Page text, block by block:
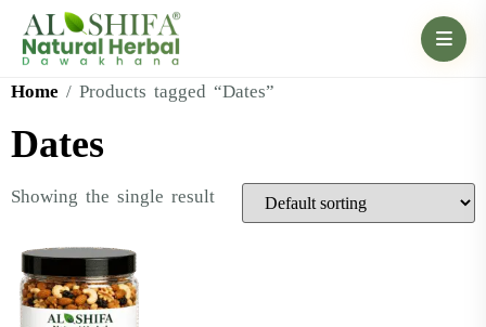
Home / Products tagged “Dates”
Dates
Showing the single result